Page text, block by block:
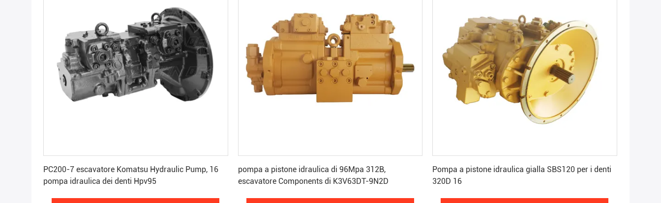
PC200-7 escavatore Komatsu Hydraulic Pump, 16
pompa idraulica dei denti Hpv95
pompa a pistone idraulica di 96Mpa 312B,
escavatore Components di K3V63DT-9N2D
Pompa a pistone idraulica gialla SBS120 per i denti
320D 16